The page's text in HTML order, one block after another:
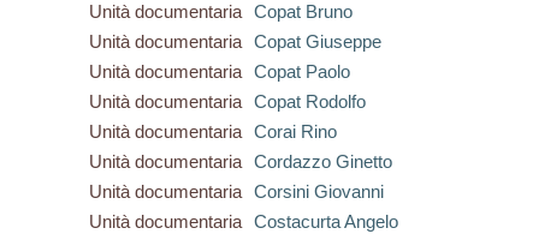
Unità documentaria
Copat Bruno
Unità documentaria
Copat Giuseppe
Unità documentaria
Copat Paolo
Unità documentaria
Copat Rodolfo
Unità documentaria
Corai Rino
Unità documentaria
Cordazzo Ginetto
Unità documentaria
Corsini Giovanni
Unità documentaria
Costacurta Angelo